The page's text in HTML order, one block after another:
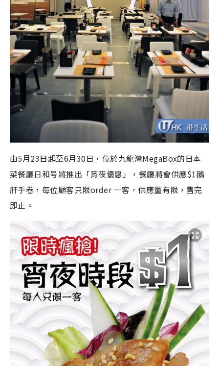
由5月23日起至6月30日，位於九龍灣MegaBox的日本
菜餐廳日和号將推出「宵夜優惠」，餐廳將會供應$1鵝
肝手卷，每位顧客只限order 一客，供應量有限，售完
即止。